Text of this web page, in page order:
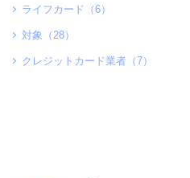
ライフカード（6）
対象（28）
クレジットカード業者（7）